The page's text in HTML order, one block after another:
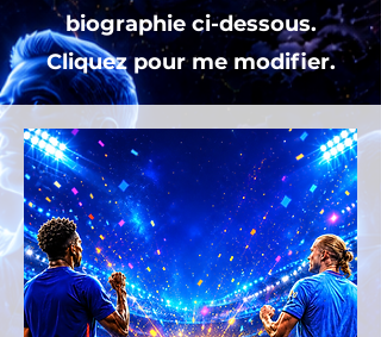
biographie ci-dessous.
Cliquez pour me modifier.